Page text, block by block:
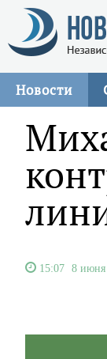
Новости
15:07 8 июня